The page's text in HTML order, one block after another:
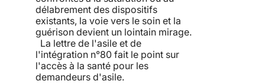
délabrement des dispositifs
existants, la voie vers le soin et la
guérison devient un lointain mirage.
La lettre de l'asile et de
l'intégration n°80 fait le point sur
l'accès à la santé pour les
demandeurs d'asile.